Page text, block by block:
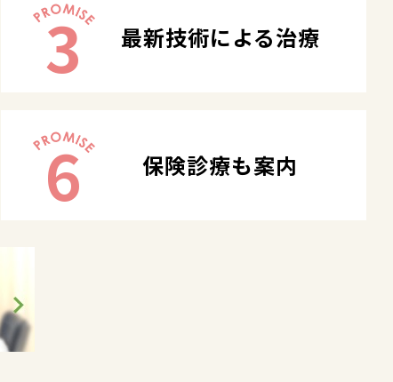
3 最新技術による治療
6 保険診療も案内